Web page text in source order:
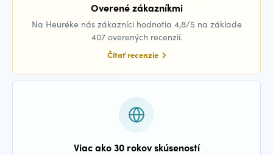
Overené zákazníkmi
Na Heuréke nás zákazníci hodnotia 4,8/5 na základe
407 overených recenzií.
Čítať recenzie
Viac ako 30 rokov skúseností